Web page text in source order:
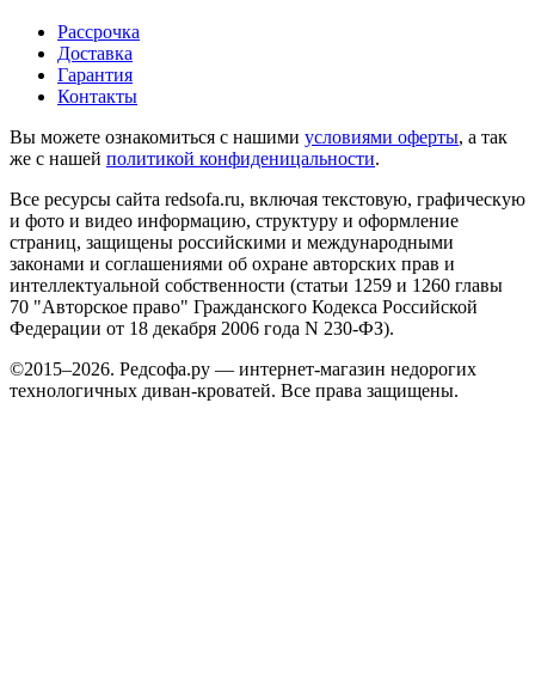
Рассрочка
Доставка
Гарантия
Контакты
Вы можете ознакомиться с нашими условиями оферты, а так
же с нашей политикой конфиденицальности.
Все ресурсы сайта redsofa.ru, включая текстовую, графическую
и фото и видео информацию, структуру и оформление
страниц, защищены российскими и международными
законами и соглашениями об охране авторских прав и
интеллектуальной собственности (статьи 1259 и 1260 главы
70 "Авторское право" Гражданского Кодекса Российской
Федерации от 18 декабря 2006 года N 230-ФЗ).
©2015–2026. Редсофа.ру — интернет-магазин недорогих
технологичных диван-кроватей. Все права защищены.